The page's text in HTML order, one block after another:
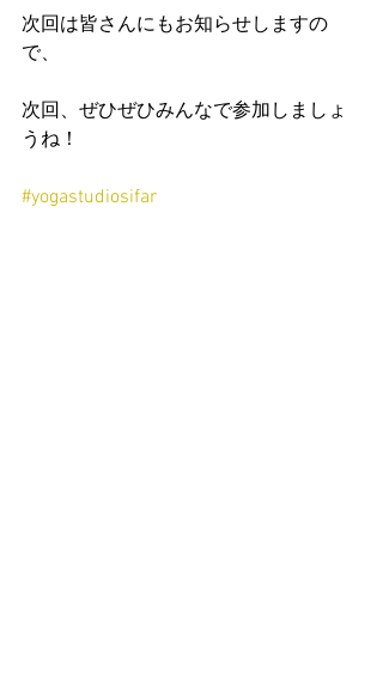
次回は皆さんにもお知らせしますの
で、
次回、ぜひぜひみんなで参加しましょ
うね！
#yogastudiosifar